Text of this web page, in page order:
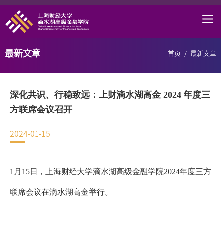
首页
学术研究
DAFI招聘
信息服务
首页 / 最新文章
最新文章
深化共识、行稳致远：上财滴水湖高金 2024 年度三
方联席会议召开
2024-01-15
1 月 15日，上海财经大学滴水湖高级金融学院2024年度三方
联席会议在滴水湖高金举行。